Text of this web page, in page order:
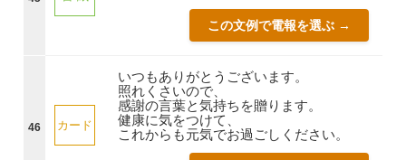
この文例で電報を選ぶ →
46 カード
いつもありがとうございます。
照れくさいので、
感謝の言葉と気持ちを贈ります。
健康に気をつけて、
これからも元気でお過ごしください。